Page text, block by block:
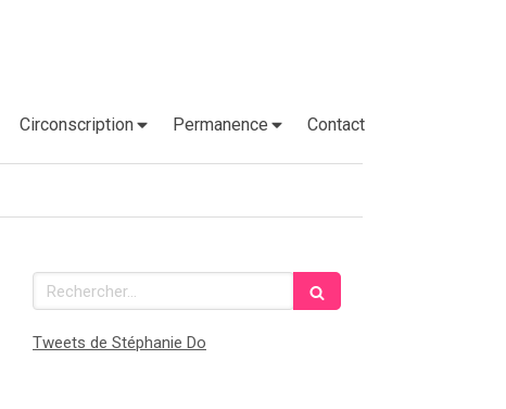
Circonscription Permanence Contact
Rechercher
Tweets de Stéphanie Do